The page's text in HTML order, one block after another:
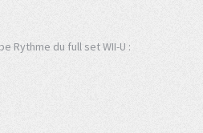
Rythme du full set WII-U :